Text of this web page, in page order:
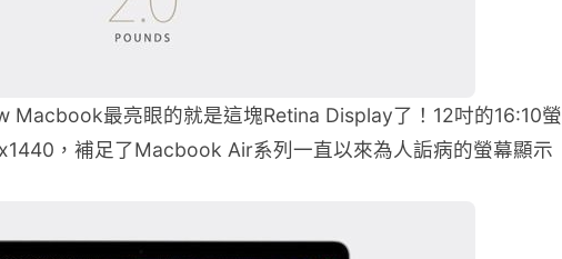
Macbook最亮眼的就是這塊Retina Display了！12吋的16:10螢
，補足了Macbook Air系列一直以來為人詬病的螢幕顯示